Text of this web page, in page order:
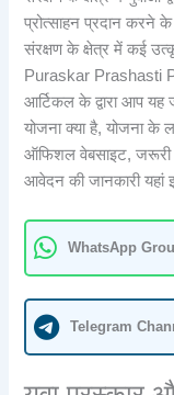
प्रोत्साहन प्रदान करने
संरक्षण के क्षेत्र में कई
Puraskar Prashasti
आर्टिकल के द्वारा आप यह
योजना क्या है, योजना के
ऑफिशल वेबसाइट, जरूरी
आवेदन की जानकारी यहां
WhatsApp
Telegram